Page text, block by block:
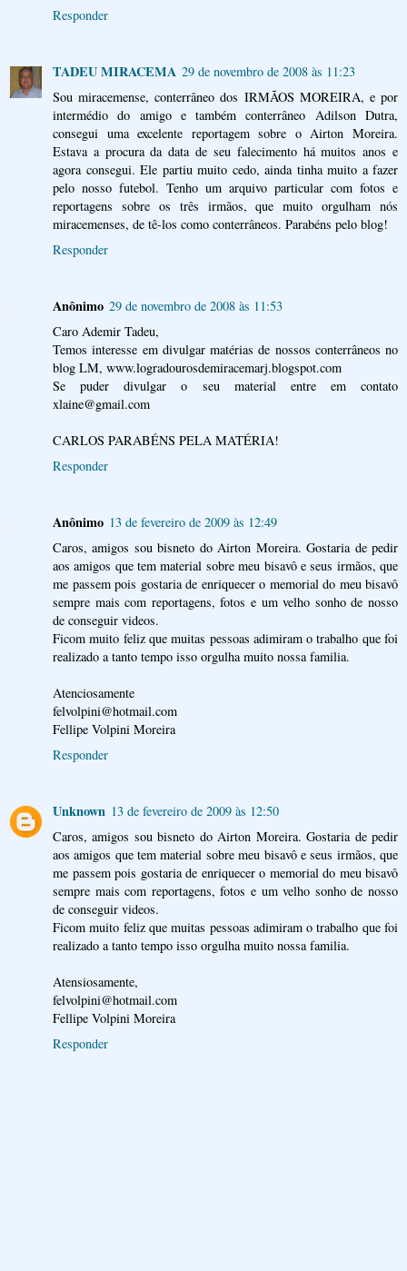
Responder
TADEU MIRACEMA 29 de novembro de 2008 às 11:23
Sou miracemense, conterrâneo dos IRMÃOS MOREIRA, e por
intermédio do amigo e também conterrâneo Adilson Dutra,
consegui uma excelente reportagem sobre o Airton Moreira.
Estava a procura da data de seu falecimento há muitos anos e
agora consegui. Ele partiu muito cedo, ainda tinha muito a fazer
pelo nosso futebol. Tenho um arquivo particular com fotos e
reportagens sobre os três irmãos, que muito orgulham nós
miracemenses, de tê-los como conterrâneos. Parabéns pelo blog!
Responder
Anônimo 29 de novembro de 2008 às 11:53
Caro Ademir Tadeu,
Temos interesse em divulgar matérias de nossos conterrâneos no
blog LM, www.logradourosdemiracemarj.blogspot.com
Se puder divulgar o seu material entre em contato
xlaine@gmail.com
CARLOS PARABÉNS PELA MATÉRIA!
Responder
Anônimo 13 de fevereiro de 2009 às 12:49
Caros, amigos sou bisneto do Airton Moreira. Gostaria de pedir
aos amigos que tem material sobre meu bisavô e seus irmãos, que
me passem pois gostaria de enriquecer o memorial do meu bisavô
sempre mais com reportagens, fotos e um velho sonho de nosso
de conseguir videos.
Ficom muito feliz que muitas pessoas adimiram o trabalho que foi
realizado a tanto tempo isso orgulha muito nossa familia.
Atenciosamente
felvolpini@hotmail.com
Fellipe Volpini Moreira
Responder
Unknown 13 de fevereiro de 2009 às 12:50
Caros, amigos sou bisneto do Airton Moreira. Gostaria de pedir
aos amigos que tem material sobre meu bisavô e seus irmãos, que
me passem pois gostaria de enriquecer o memorial do meu bisavô
sempre mais com reportagens, fotos e um velho sonho de nosso
de conseguir videos.
Ficom muito feliz que muitas pessoas adimiram o trabalho que foi
realizado a tanto tempo isso orgulha muito nossa familia.
Atensiosamente,
felvolpini@hotmail.com
Fellipe Volpini Moreira
Responder